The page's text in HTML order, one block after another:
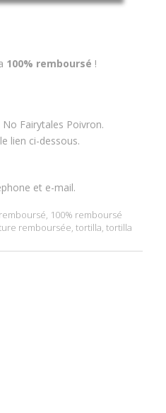
100% remboursé !
Fairytales Poivron.
lien ci-dessous.
et e-mail.
, 100% remboursé
remboursée, tortilla, tortilla